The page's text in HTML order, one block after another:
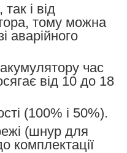
і від
тому можна
аварійного
час
від 10 до 18
(100% і 50%).
(шнур для
комплектації